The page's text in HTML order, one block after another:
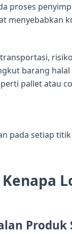
proses
menyebabkan
barang
pallet atau
pada setiap
Produk